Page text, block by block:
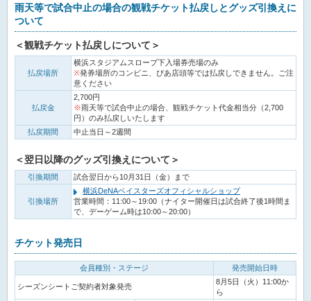
雨天等で試合中止の場合の観戦チケット払戻しとグッズ引換えに
ついて
＜観戦チケット払戻しについて＞
払戻場所
横浜スタジアムスロープ下入場券売場のみ
※発券場所のコンビニ、ぴあ店頭等では払戻しできません。ご注
意ください
払戻金
2,700円
※雨天等で試合中止の場合、観戦チケット代金相当分（2,700
円）のみ払戻しいたします
払戻期間
中止当日～2週間
＜翌日以降のグッズ引換えについて＞
引換期間 試合翌日から10月31日（金）まで
引換場所
横浜DeNAベイスターズオフィシャルショップ
営業時間：11:00～19:00（ナイター開催日は試合終了後1時間ま
で、デーゲーム時は10:00～20:00）
チケット発売日
会員種別・ステージ 発売開始日時
シーズンシートご契約者対象発売
8月5日（火）11:00か
ら